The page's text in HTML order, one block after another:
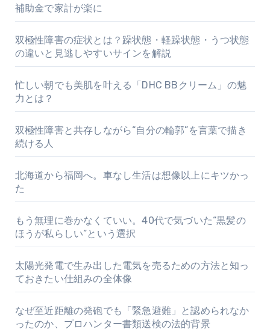
補助金で家計が楽に
双極性障害の症状とは？躁状態・軽躁状態・うつ状態
の違いと見逃しやすいサインを解説
忙しい朝でも美肌を叶える「DHC BBクリーム」の魅
力とは？
双極性障害と共存しながら“自分の輪郭”を言葉で描き
続ける人
北海道から福岡へ。車なし生活は想像以上にキツかっ
た
もう無理に巻かなくていい。40代で気づいた“黒髪の
ほうが私らしい”という選択
太陽光発電で生み出した電気を売るための方法と知っ
ておきたい仕組みの全体像
なぜ至近距離の発砲でも「緊急避難」と認められなか
ったのか、プロハンター書類送検の法的背景